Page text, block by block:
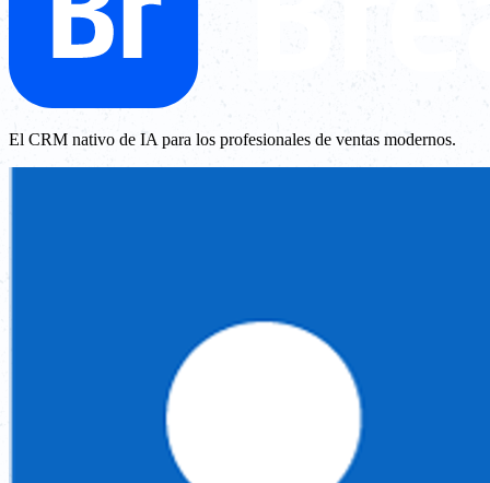
El CRM nativo de IA para los profesionales de ventas modernos.